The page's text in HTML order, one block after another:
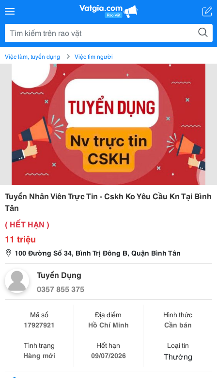
Việc làm, tuyển dụng Việc tìm người
Tuyển Nhân Viên Trực Tin - Cskh Ko Yêu Cầu Kn Tại Bình
Tân
( HẾT HẠN )
11 triệu
100 Đường Số 34, Bình Trị Đông B, Quận Bình Tân
Tuyển Dụng
0357 855 375
Mã số
17927921
Địa điểm
Hồ Chí Minh
Hình thức
Cần bán
Tình trạng
Hàng mới
Hết hạn
09/07/2026
Loại tin
Thường